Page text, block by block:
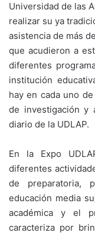
Universidad de las
realizar su ya
asistencia de más
que acudieron a
diferentes
institución
hay en cada uno
de investigación y
diario de la UDLAP.
En la Expo
diferentes
de preparatoria,
educación media
académica y el
caracteriza por